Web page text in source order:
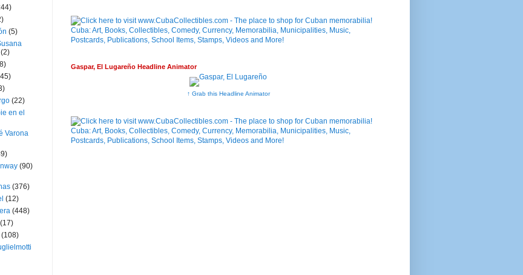
Gaspar, El Lugareño Headline Animator
↑ Grab this Headline Animator
(5)
(2)
(22)
en el
Varona
(90)
(376)
(12)
(448)
(17)
(108)